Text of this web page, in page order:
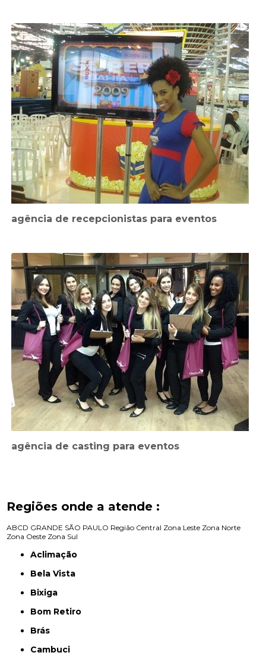
agência de recepcionistas para eventos
agência de casting para eventos
Regiões onde a atende :
ABCD GRANDE SÃO PAULO Região Central Zona Leste Zona Norte
Zona Oeste Zona Sul
Aclimação
Bela Vista
Bixiga
Bom Retiro
Brás
Cambuci